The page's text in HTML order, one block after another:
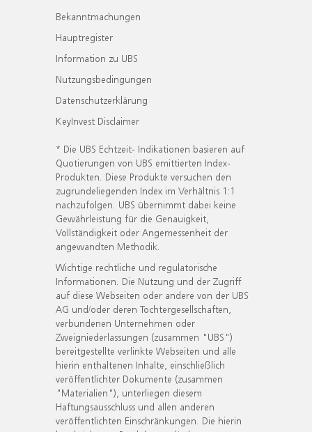
Bekanntmachungen
Hauptregister
Information zu UBS
Nutzungsbedingungen
Datenschutzerklärung
KeyInvest Disclaimer
* Die UBS Echtzeit- Indikationen basieren auf
Quotierungen von UBS emittierten Index-
Produkten. Diese Produkte versuchen den
zugrundeliegenden Index im Verhältnis 1:1
nachzufolgen. UBS übernimmt dabei keine
Gewährleistung für die Genauigkeit,
Vollständigkeit oder Angemessenheit der
angewandten Methodik.
Wichtige rechtliche und regulatorische
Informationen. Die Nutzung und der Zugriff
auf diese Webseiten oder andere von der UBS
AG und/oder deren Tochtergesellschaften,
verbundenen Unternehmen oder
Zweigniederlassungen (zusammen "UBS")
bereitgestellte verlinkte Webseiten und alle
hierin enthaltenen Inhalte, einschließlich
veröffentlichter Dokumente (zusammen
"Materialien"), unterliegen diesem
Haftungsausschluss und allen anderen
veröffentlichten Einschränkungen. Die hierin